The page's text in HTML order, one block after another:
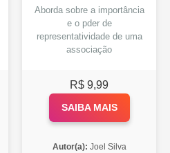
Aborda sobre a importância
e o pder de
representatividade de uma
associação
R$ 9,99
SAIBA MAIS
Autor(a): Joel Silva